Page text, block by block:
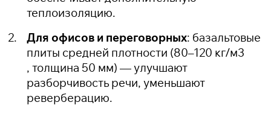
теплоизоляцию.
Для офисов и переговорных: базальтовые
плиты средней плотности (80–120 кг/м3
, толщина 50 мм) — улучшают
разборчивость речи, уменьшают
реверберацию.